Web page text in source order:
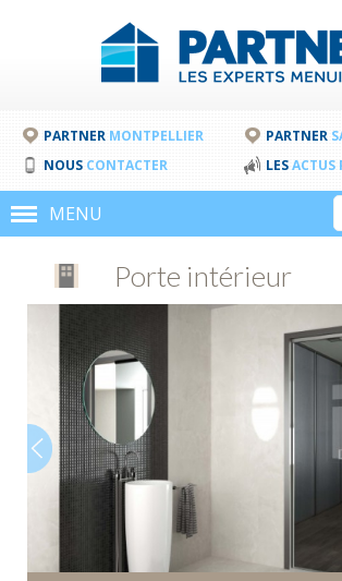
PARTNER MONTPELLIER PARTNER
NOUS CONTACTER LESACTUS
MENU
Porte intérieur